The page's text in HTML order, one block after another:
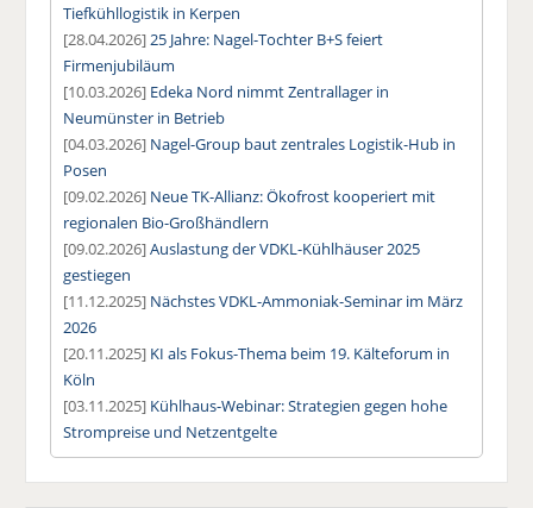
Tiefkühllogistik in Kerpen
[28.04.2026]25 Jahre: Nagel-Tochter B+S feiert
Firmenjubiläum
[10.03.2026] Edeka Nord nimmt Zentrallager in
Neumünster in Betrieb
[04.03.2026] Nagel-Group baut zentrales Logistik-Hub in
Posen
[09.02.2026] Neue TK-Allianz: Ökofrost kooperiert mit
regionalen Bio-Großhändlern
[09.02.2026]Auslastung der VDKL-Kühlhäuser 2025
gestiegen
[11.12.2025] Nächstes VDKL-Ammoniak-Seminar im März
2026
[20.11.2025] KI als Fokus-Thema beim 19. Kälteforum in
Köln
[03.11.2025] Kühlhaus-Webinar: Strategien gegen hohe
Strompreise und Netzentgelte